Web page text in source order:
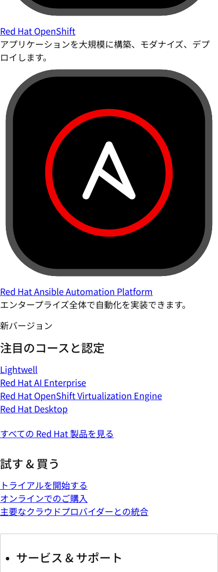
Red Hat OpenShift
アプリケーションを大規模に構築、モダナイズ、デプ
ロイします。
Red Hat Ansible Automation Platform
エンタープライズ全体で自動化を実装できます。
新バージョン
注目のコースと認定
Lightwell
Red Hat AI Enterprise
Red Hat OpenShift Virtualization Engine
Red Hat Desktop
すべての Red Hat 製品を見る
試す & 買う
トライアルを開始する
オンラインでのご購入
主要なクラウドプロバイダーとの統合
サービス & サポート